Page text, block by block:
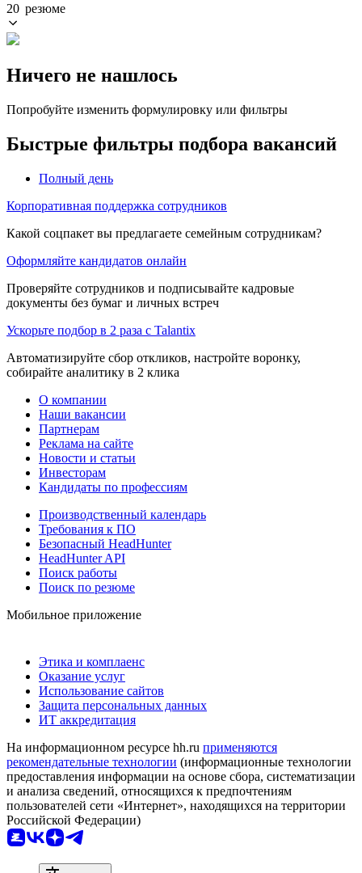
20 резюме
Ничего не нашлось
Попробуйте изменить формулировку или фильтры
Быстрые фильтры подбора вакансий
Полный день
Корпоративная поддержка сотрудников
Какой соцпакет вы предлагаете семейным сотрудникам?
Оформляйте кандидатов онлайн
Проверяйте сотрудников и подписывайте кадровые
документы без бумаг и личных встреч
Ускорьте подбор в 2 раза с Talantix
Автоматизируйте сбор откликов, настройте воронку,
собирайте аналитику в 2 клика
О компании
Наши вакансии
Партнерам
Реклама на сайте
Новости и статьи
Инвесторам
Кандидаты по профессиям
Производственный календарь
Требования к ПО
Безопасный HeadHunter
HeadHunter API
Поиск работы
Поиск по резюме
Мобильное приложение
Этика и комплаенс
Оказание услуг
Использование сайтов
Защита персональных данных
ИТ аккредитация
На информационном ресурсе hh.ru применяются
рекомендательные технологии (информационные технологии
предоставления информации на основе сбора, систематизации
и анализа сведений, относящихся к предпочтениям
пользователей сети «Интернет», находящихся на территории
Российской Федерации)